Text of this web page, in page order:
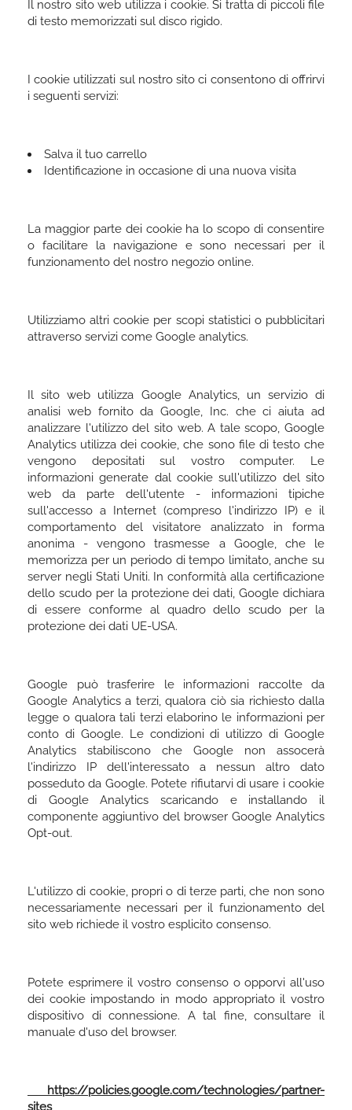
Il nostro sito web utilizza i cookie. Si tratta di piccoli file
di testo memorizzati sul disco rigido.
I cookie utilizzati sul nostro sito ci consentono di offrirvi
i seguenti servizi:
Salva il tuo carrello
Identificazione in occasione di una nuova visita
La maggior parte dei cookie ha lo scopo di consentire
o facilitare la navigazione e sono necessari per il
funzionamento del nostro negozio online.
Utilizziamo altri cookie per scopi statistici o pubblicitari
attraverso servizi come Google analytics.
Il sito web utilizza Google Analytics, un servizio di
analisi web fornito da Google, Inc. che ci aiuta ad
analizzare l'utilizzo del sito web. A tale scopo, Google
Analytics utilizza dei cookie, che sono file di testo che
vengono depositati sul vostro computer. Le
informazioni generate dal cookie sull'utilizzo del sito
web da parte dell'utente - informazioni tipiche
sull'accesso a Internet (compreso l'indirizzo IP) e il
comportamento del visitatore analizzato in forma
anonima - vengono trasmesse a Google, che le
memorizza per un periodo di tempo limitato, anche su
server negli Stati Uniti. In conformità alla certificazione
dello scudo per la protezione dei dati, Google dichiara
di essere conforme al quadro dello scudo per la
protezione dei dati UE-USA.
Google può trasferire le informazioni raccolte da
Google Analytics a terzi, qualora ciò sia richiesto dalla
legge o qualora tali terzi elaborino le informazioni per
conto di Google. Le condizioni di utilizzo di Google
Analytics stabiliscono che Google non assocerà
l'indirizzo IP dell'interessato a nessun altro dato
posseduto da Google. Potete rifiutarvi di usare i cookie
di Google Analytics scaricando e installando il
componente aggiuntivo del browser Google Analytics
Opt-out.
L'utilizzo di cookie, propri o di terze parti, che non sono
necessariamente necessari per il funzionamento del
sito web richiede il vostro esplicito consenso.
Potete esprimere il vostro consenso o opporvi all'uso
dei cookie impostando in modo appropriato il vostro
dispositivo di connessione. A tal fine, consultare il
manuale d'uso del browser.
https://policies.google.com/technologies/partner-
sites